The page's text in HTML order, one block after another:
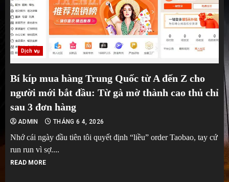
Dịch vụ
Bí kíp mua hàng Trung Quốc từ A đến Z cho
người mới bắt đầu: Từ gà mờ thành cao thủ chỉ
sau 3 đơn hàng
ADMIN THÁNG 6 4, 2026
Nhớ cái ngày đầu tiên tôi quyết định “liều” order Taobao, tay cứ
run run vì sợ....
READ MORE